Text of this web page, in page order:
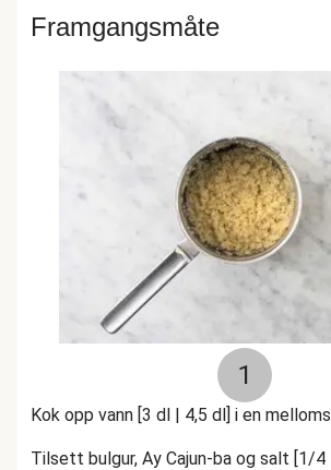
Framgangsmåte
1
Kok opp vann [3 dl | 4,5 dl] i en
Tilsett bulgur, Ay Cajun-ba og salt [1/